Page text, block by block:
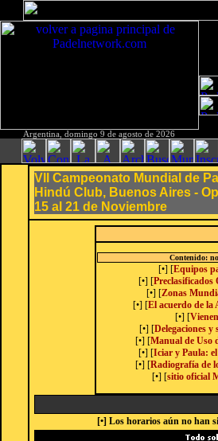
Argentina, domingo 9 de agosto de 2026
VII Campeonato Mundial de
Hindú Club, Buenos Aires -
15 al 21 de Noviembre
Contenido:
[•] [Equipos
[•] [Preclasificados
[•] [Zonas
[•] [El acuerdo de la
[•] [
[•] [Delegaciones y
[•] [Manual de Uso
[•] [Iciar y Paula:
[•] [Radiografía de
[•] [sitio oficial
[•] Los horarios aún no han